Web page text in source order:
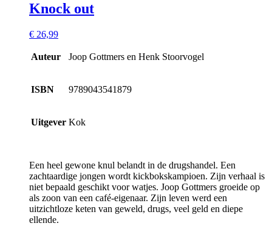
Knock out
€ 26,99
Auteur Joop Gottmers en Henk Stoorvogel
ISBN 9789043541879
Uitgever Kok
Een heel gewone knul belandt in de drugshandel. Een
zachtaardige jongen wordt kickbokskampioen. Zijn verhaal is
niet bepaald geschikt voor watjes. Joop Gottmers groeide op
als zoon van een café-eigenaar. Zijn leven werd een
uitzichtloze keten van geweld, drugs, veel geld en diepe
ellende.